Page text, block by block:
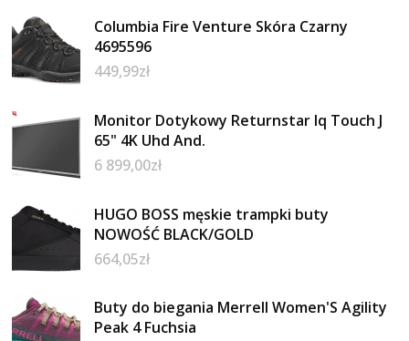
Columbia Fire Venture Skóra Czarny
4695596
449,99zł
Monitor Dotykowy Returnstar Iq Touch J
65" 4K Uhd And.
6 899,00zł
HUGO BOSS męskie trampki buty
NOWOŚĆ BLACK/GOLD
664,05zł
Buty do biegania Merrell Women'S Agility
Peak 4 Fuchsia